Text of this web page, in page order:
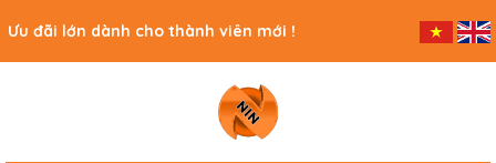
Ưu đãi lớn dành cho thành viên mới !